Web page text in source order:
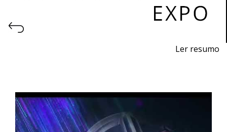
Ler resumo
quarta a sábado - 10h / 19h